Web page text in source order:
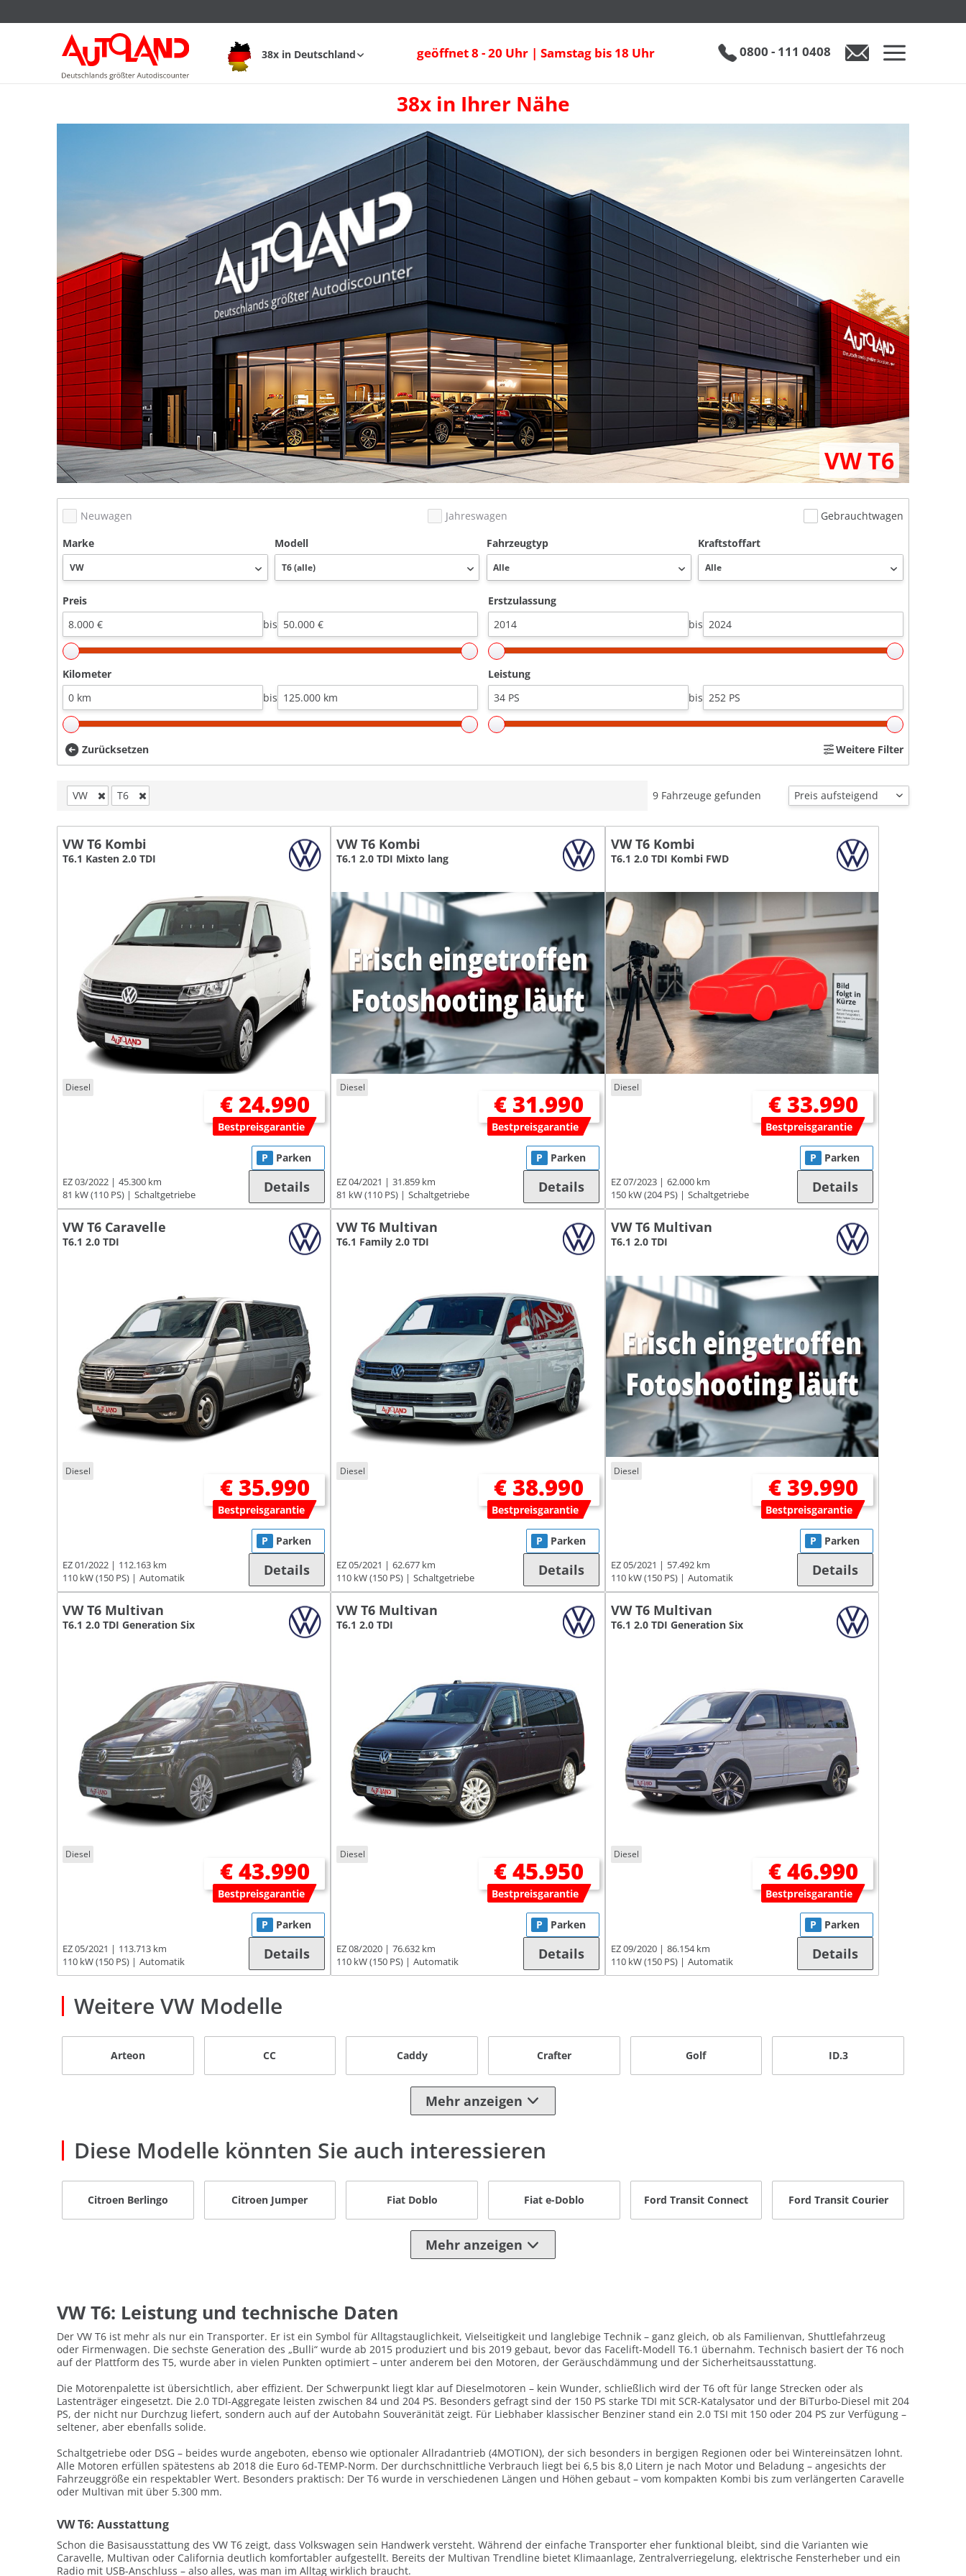
38x in Deutschland geöffnet 8 - 20 Uhr | Samstag bis 18 Uhr 0800 - 111 0408
38x in Ihrer Nähe
VW T6
Neuwagen Jahreswagen
Gebrauchtwagen
Marke
Modell Fahrzeugtyp Kraftstoffart
Preis
bis
Erstzulassung
bis
Kilometer
bis
Leistung
bis
Zurücksetzen Weitere Filter
VW T6 9 Fahrzeuge gefunden
VW T6 Kombi
T6.1 Kasten 2.0 TDI
Diesel
€ 24.990
Bestpreisgarantie
EZ 03/2022
45.300 km
81 kW (110 PS)
Schaltgetriebe
P Parken
Details
VW T6 Kombi
T6.1 2.0 TDI Mixto lang
Diesel
€ 31.990
Bestpreisgarantie
EZ 04/2021
31.859 km
81 kW (110 PS)
Schaltgetriebe
P Parken
Details
VW T6 Kombi
T6.1 2.0 TDI Kombi FWD
Diesel
€ 33.990
Bestpreisgarantie
EZ 07/2023
62.000 km
150 kW (204 PS)
Schaltgetriebe
P Parken
Details
VW T6 Caravelle
T6.1 2.0 TDI
Diesel
€ 35.990
Bestpreisgarantie
EZ 01/2022
112.163 km
110 kW (150 PS)
Automatik
P Parken
Details
VW T6 Multivan
T6.1 Family 2.0 TDI
Diesel
€ 38.990
Bestpreisgarantie
EZ 05/2021
62.677 km
110 kW (150 PS)
Schaltgetriebe
P Parken
Details
VW T6 Multivan
T6.1 2.0 TDI
Diesel
€ 39.990
Bestpreisgarantie
EZ 05/2021
57.492 km
110 kW (150 PS)
Automatik
P Parken
Details
VW T6 Multivan
T6.1 2.0 TDI Generation Six
Diesel
€ 43.990
Bestpreisgarantie
EZ 05/2021
113.713 km
110 kW (150 PS)
Automatik
P Parken
Details
VW T6 Multivan
T6.1 2.0 TDI
Diesel
€ 45.950
Bestpreisgarantie
EZ 08/2020
76.632 km
110 kW (150 PS)
Automatik
P Parken
Details
VW T6 Multivan
T6.1 2.0 TDI Generation Six
Diesel
€ 46.990
Bestpreisgarantie
EZ 09/2020
86.154 km
110 kW (150 PS)
Automatik
P Parken
Details
Weitere VW Modelle
Arteon CC Caddy Crafter Golf ID.3
Mehr anzeigen
Diese Modelle könnten Sie auch interessieren
Citroen Berlingo Citroen Jumper Fiat Doblo Fiat e-Doblo Ford Transit Connect Ford Transit Courier
Mehr anzeigen
VW T6: Leistung und technische Daten
Der VW T6 ist mehr als nur ein Transporter. Er ist ein Symbol für Alltagstauglichkeit, Vielseitigkeit und langlebige Technik – ganz gleich, ob als Familienvan, Shuttlefahrzeug
oder Firmenwagen. Die sechste Generation des „Bulli“ wurde ab 2015 produziert und bis 2019 gebaut, bevor das Facelift-Modell T6.1 übernahm. Technisch basiert der T6 noch
auf der Plattform des T5, wurde aber in vielen Punkten optimiert – unter anderem bei den Motoren, der Geräuschdämmung und der Sicherheitsausstattung.
Die Motorenpalette ist übersichtlich, aber effizient. Der Schwerpunkt liegt klar auf Dieselmotoren – kein Wunder, schließlich wird der T6 oft für lange Strecken oder als
Lastenträger eingesetzt. Die 2.0 TDI-Aggregate leisten zwischen 84 und 204 PS. Besonders gefragt sind der 150 PS starke TDI mit SCR-Katalysator und der BiTurbo-Diesel mit 204
PS, der nicht nur Durchzug liefert, sondern auch auf der Autobahn Souveränität zeigt. Für Liebhaber klassischer Benziner stand ein 2.0 TSI mit 150 oder 204 PS zur Verfügung –
seltener, aber ebenfalls solide.
Schaltgetriebe oder DSG – beides wurde angeboten, ebenso wie optionaler Allradantrieb (4MOTION), der sich besonders in bergigen Regionen oder bei Wintereinsätzen lohnt.
Alle Motoren erfüllen spätestens ab 2018 die Euro 6d-TEMP-Norm. Der durchschnittliche Verbrauch liegt bei 6,5 bis 8,0 Litern je nach Motor und Beladung – angesichts der
Fahrzeuggröße ein respektabler Wert. Besonders praktisch: Der T6 wurde in verschiedenen Längen und Höhen gebaut – vom kompakten Kombi bis zum verlängerten Caravelle
oder Multivan mit über 5.300 mm.
VW T6: Ausstattung
Schon die Basisausstattung des VW T6 zeigt, dass Volkswagen sein Handwerk versteht. Während der einfache Transporter eher funktional bleibt, sind die Varianten wie
Caravelle, Multivan oder California deutlich komfortabler aufgestellt. Bereits der Multivan Trendline bietet Klimaanlage, Zentralverriegelung, elektrische Fensterheber und ein
Radio mit USB-Anschluss – also alles, was man im Alltag wirklich braucht.